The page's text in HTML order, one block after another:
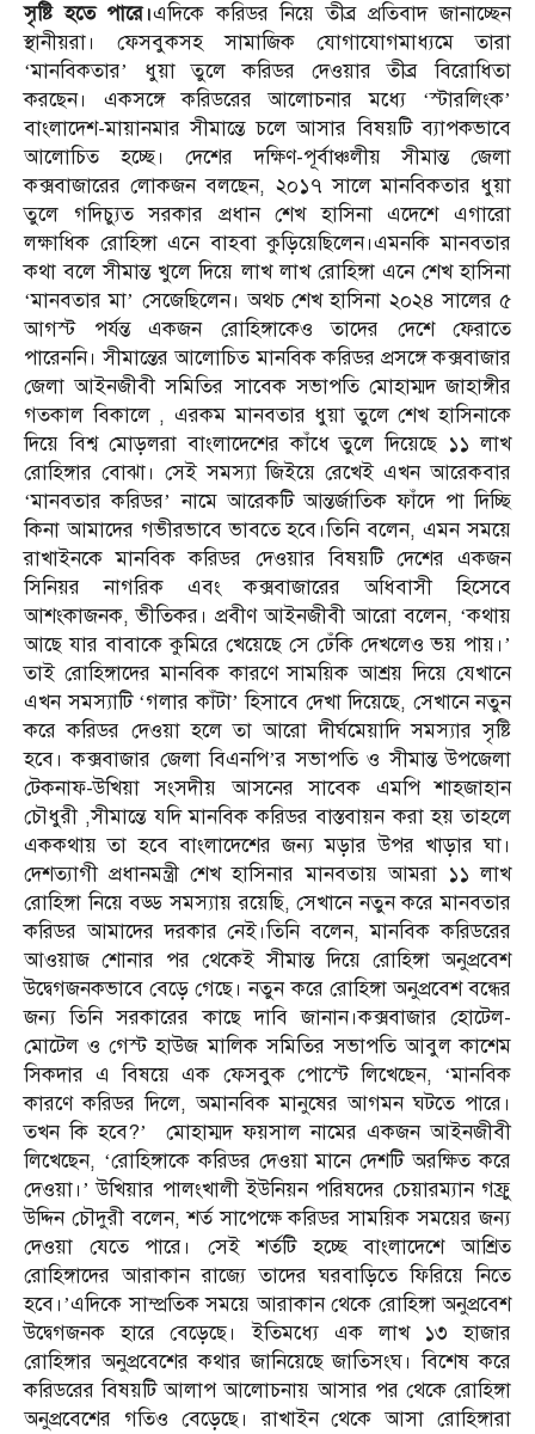
সৃষ্টি হতে পারে।এদিকে করিডর নিয়ে তীব্র প্রতিবাদ জানাচ্ছেন
স্থানীয়রা। ফেসবুকসহ সামাজিক যোগাযোগমাধ্যমে তারা
‘মানবিকতার’ ধুয়া তুলে করিডর দেওয়ার তীব্র বিরোধিতা
করছেন। একসঙ্গে করিডরের আলোচনার মধ্যে ‘স্টারলিংক’
বাংলাদেশ-মায়ানমার সীমান্তে চলে আসার বিষয়টি ব্যাপকভাবে
আলোচিত হচ্ছে। দেশের দক্ষিণ-পূর্বাঞ্চলীয় সীমান্ত জেলা
কক্সবাজারের লোকজন বলছেন, ২০১৭ সালে মানবিকতার ধুয়া
তুলে গদিচ্যুত সরকার প্রধান শেখ হাসিনা এদেশে এগারো
লক্ষাধিক রোহিঙ্গা এনে বাহবা কুড়িয়েছিলেন।এমনকি মানবতার
কথা বলে সীমান্ত খুলে দিয়ে লাখ লাখ রোহিঙ্গা এনে শেখ হাসিনা
‘মানবতার মা’ সেজেছিলেন। অথচ শেখ হাসিনা ২০২৪ সালের ৫
আগস্ট পর্যন্ত একজন রোহিঙ্গাকেও তাদের দেশে ফেরাতে
পারেননি। সীমান্তের আলোচিত মানবিক করিডর প্রসঙ্গে কক্সবাজার
জেলা আইনজীবী সমিতির সাবেক সভাপতি মোহাম্মদ জাহাঙ্গীর
গতকাল বিকালে , এরকম মানবতার ধুয়া তুলে শেখ হাসিনাকে
দিয়ে বিশ্ব মোড়লরা বাংলাদেশের কাঁধে তুলে দিয়েছে ১১ লাখ
রোহিঙ্গার বোঝা। সেই সমস্যা জিইয়ে রেখেই এখন আরেকবার
‘মানবতার করিডর’ নামে আরেকটি আন্তর্জাতিক ফাঁদে পা দিচ্ছি
কিনা আমাদের গভীরভাবে ভাবতে হবে।তিনি বলেন, এমন সময়ে
রাখাইনকে মানবিক করিডর দেওয়ার বিষয়টি দেশের একজন
সিনিয়র নাগরিক এবং কক্সবাজারের অধিবাসী হিসেবে
আশংকাজনক, ভীতিকর। প্রবীণ আইনজীবী আরো বলেন, ‘কথায়
আছে যার বাবাকে কুমিরে খেয়েছে সে ঢেঁকি দেখলেও ভয় পায়।’
তাই রোহিঙ্গাদের মানবিক কারণে সাময়িক আশ্রয় দিয়ে যেখানে
এখন সমস্যাটি ‘গলার কাঁটা’ হিসাবে দেখা দিয়েছে, সেখানে নতুন
করে করিডর দেওয়া হলে তা আরো দীর্ঘমেয়াদি সমস্যার সৃষ্টি
হবে। কক্সবাজার জেলা বিএনপি’র সভাপতি ও সীমান্ত উপজেলা
টেকনাফ-উখিয়া সংসদীয় আসনের সাবেক এমপি শাহজাহান
চৌধুরী ,সীমান্তে যদি মানবিক করিডর বাস্তবায়ন করা হয় তাহলে
এককথায় তা হবে বাংলাদেশের জন্য মড়ার উপর খাড়ার ঘা।
দেশত্যাগী প্রধানমন্ত্রী শেখ হাসিনার মানবতায় আমরা ১১ লাখ
রোহিঙ্গা নিয়ে বড্ড সমস্যায় রয়েছি, সেখানে নতুন করে মানবতার
করিডর আমাদের দরকার নেই।তিনি বলেন, মানবিক করিডরের
আওয়াজ শোনার পর থেকেই সীমান্ত দিয়ে রোহিঙ্গা অনুপ্রবেশ
উদ্বেগজনকভাবে বেড়ে গেছে। নতুন করে রোহিঙ্গা অনুপ্রবেশ বন্ধের
জন্য তিনি সরকারের কাছে দাবি জানান।কক্সবাজার হোটেল-
মোটেল ও গেস্ট হাউজ মালিক সমিতির সভাপতি আবুল কাশেম
সিকদার এ বিষয়ে এক ফেসবুক পোস্টে লিখেছেন, ‘মানবিক
কারণে করিডর দিলে, অমানবিক মানুষের আগমন ঘটতে পারে।
তখন কি হবে?’ মোহাম্মদ ফয়সাল নামের একজন আইনজীবী
লিখেছেন, ‘রোহিঙ্গাকে করিডর দেওয়া মানে দেশটি অরক্ষিত করে
দেওয়া।’ উখিয়ার পালংখালী ইউনিয়ন পরিষদের চেয়ারম্যান গফ্রু
উদ্দিন চৌদুরী বলেন, শর্ত সাপেক্ষে করিডর সাময়িক সময়ের জন্য
দেওয়া যেতে পারে। সেই শর্তটি হচ্ছে বাংলাদেশে আশ্রিত
রোহিঙ্গাদের আরাকান রাজ্যে তাদের ঘরবাড়িতে ফিরিয়ে নিতে
হবে।’এদিকে সাম্প্রতিক সময়ে আরাকান থেকে রোহিঙ্গা অনুপ্রবেশ
উদ্বেগজনক হারে বেড়েছে। ইতিমধ্যে এক লাখ ১৩ হাজার
রোহিঙ্গার অনুপ্রবেশের কথার জানিয়েছে জাতিসংঘ। বিশেষ করে
করিডরের বিষয়টি আলাপ আলোচনায় আসার পর থেকে রোহিঙ্গা
অনুপ্রবেশের গতিও বেড়েছে। রাখাইন থেকে আসা রোহিঙ্গারা